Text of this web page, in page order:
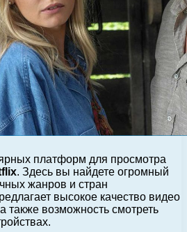
платформ для просмотра
. Здесь вы найдете огромный
жанров и стран
высокое качество видео
также возможность смотреть